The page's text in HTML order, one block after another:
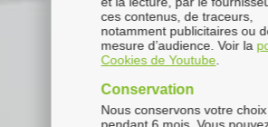
ces contenus, de traceurs,
notamment publicitaires ou
mesure d’audience. Voir la
Cookies de Youtube
Conservation
Nous conservons votre choix
pendant 6 mois. Vous